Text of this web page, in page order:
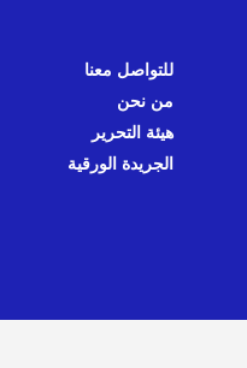
للتواصل معنا
من نحن
هيئة التحرير
الجريدة الورقية